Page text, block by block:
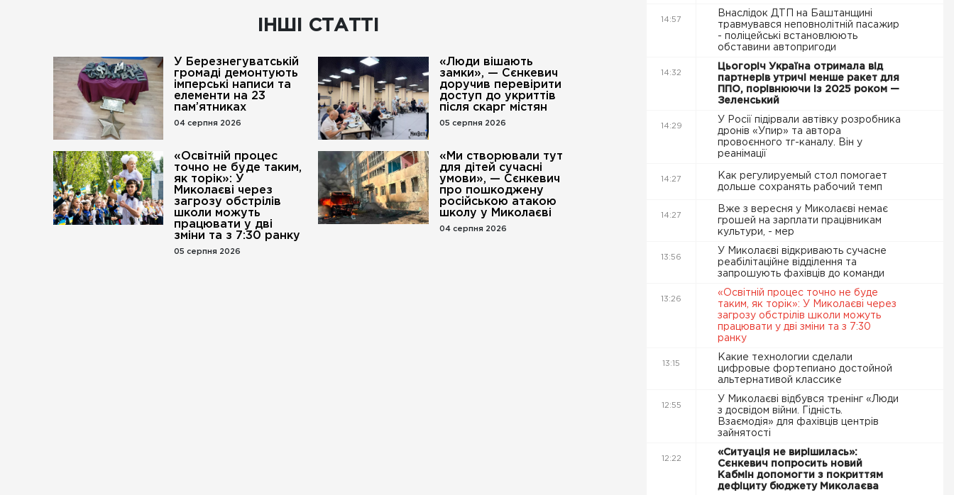
ІНШІ СТАТТІ
У Березнегуватській
громаді демонтують
імперські написи та
елементи на 23
пам’ятниках
04 серпня 2026
«Люди вішають
замки», — Сєнкевич
доручив перевірити
доступ до укриттів
після скарг містян
05 серпня 2026
«Освітній процес
точно не буде таким,
як торік»: У
Миколаєві через
загрозу обстрілів
школи можуть
працювати у дві
зміни та з 7:30 ранку
05 серпня 2026
«Ми створювали тут
для дітей сучасні
умови», — Сєнкевич
про пошкоджену
російською атакою
школу у Миколаєві
04 серпня 2026
14:57
Внаслідок ДТП на Баштанщині
травмувався неповнолітній пасажир
- поліцейські встановлюють
обставини автопригоди
14:32
Цьогоріч Україна отримала від
партнерів утричі менше ракет для
ППО, порівнюючи із 2025 роком —
Зеленський
14:29
У Росії підірвали автівку розробника
дронів «Упир» та автора
провоєнного тг-каналу. Він у
реанімації
14:27
Как регулируемый стол помогает
дольше сохранять рабочий темп
14:27
Вже з вересня у Миколаєві немає
грошей на зарплати працівникам
культури, - мер
13:56
У Миколаєві відкривають сучасне
реабілітаційне відділення та
запрошують фахівців до команди
13:26
«Освітній процес точно не буде
таким, як торік»: У Миколаєві через
загрозу обстрілів школи можуть
працювати у дві зміни та з 7:30
ранку
13:15
Какие технологии сделали
цифровые фортепиано достойной
альтернативой классике
12:55
У Миколаєві відбувся тренінг «Люди
з досвідом війни. Гідність.
Взаємодія» для фахівців центрів
зайнятості
12:22
«Ситуація не вирішилась»:
Сєнкевич попросить новий
Кабмін допомогти з покриттям
дефіциту бюджету Миколаєва